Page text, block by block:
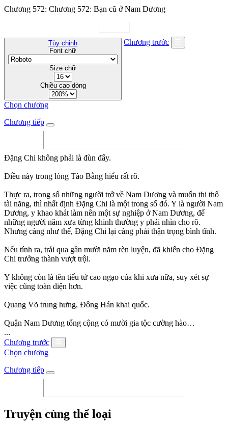
Chương 572: Chương 572: Bạn cũ ở Nam Dương
Tùy chỉnh
Font chữ
Size chữ
Chiều cao dòng
Chương trước
Chọn chương
Chương tiếp
Đặng Chi không phải là đùn đẩy.
Điều này trong lòng Tào Bằng hiểu rất rõ.
Thực ra, trong số những người trở về Nam Dương và muốn thi thố
tài năng, thì nhất định Đặng Chi là một trong số đó. Y là người Nam
Dương, y khao khát làm nên một sự nghiệp ở Nam Dương, để
những người năm xưa từng khinh thường y phải nhìn cho rõ.
Nhưng càng như thế, Đặng Chi lại càng phải thận trọng bình tĩnh.
Nếu tính ra, trải qua gần mười năm rèn luyện, đã khiến cho Đặng
Chi trưởng thành vượt trội.
Y không còn là tên tiểu tử cao ngạo của khi xưa nữa, suy xét sự
việc cũng toàn diện hơn.
Quang Võ trung hưng, Đông Hán khai quốc.
Quận Nam Dương tổng cộng có mười gia tộc cường hào…
...
Chương trước
Chọn chương
Chương tiếp
Truyện cùng thể loại